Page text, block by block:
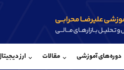
دوره‌های آموزشی مقالات ارز